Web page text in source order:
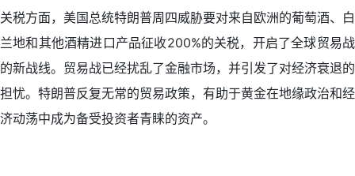
关税方面，美国总统特朗普周四威胁要对来自欧洲的葡萄酒、白
兰地和其他酒精进口产品征收200%的关税，开启了全球贸易战
的新战线。贸易战已经扰乱了金融市场，并引发了对经济衰退的
担忧。特朗普反复无常的贸易政策，有助于黄金在地缘政治和经
济动荡中成为备受投资者青睐的资产。